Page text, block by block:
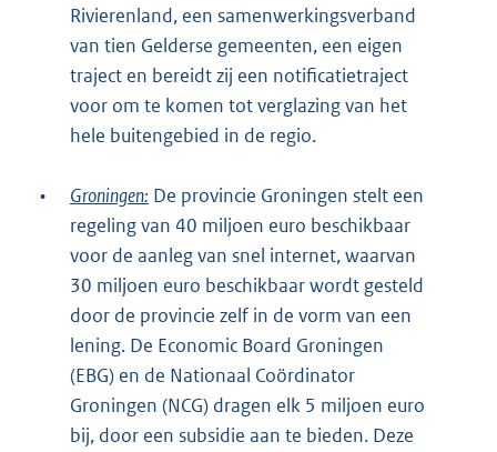
Rivierenland, een samenwerkingsverband
van tien Gelderse gemeenten, een eigen
traject en bereidt zij een notificatietraject
voor om te komen tot verglazing van het
hele buitengebied in de regio.
• Groningen: De provincie Groningen stelt een
regeling van 40 miljoen euro beschikbaar
voor de aanleg van snel internet, waarvan
30 miljoen euro beschikbaar wordt gesteld
door de provincie zelf in de vorm van een
lening. De Economic Board Groningen
(EBG) en de Nationaal Coördinator
Groningen (NCG) dragen elk 5 miljoen euro
bij, door een subsidie aan te bieden. Deze